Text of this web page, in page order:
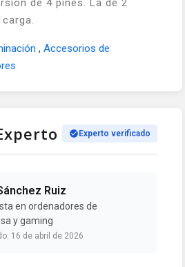
de 4 pines. La de 2
, Accesorios de
Experto verificado
Ruiz
en ordenadores de
y gaming
16 de abril de 2026